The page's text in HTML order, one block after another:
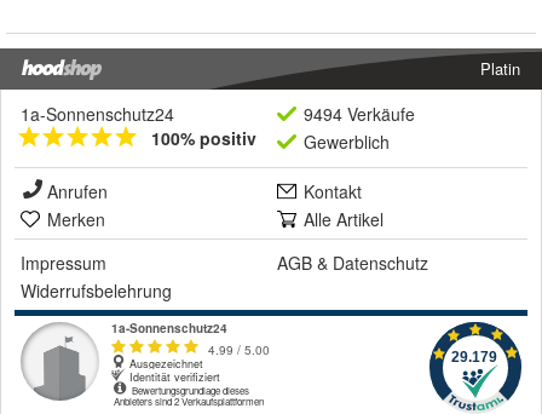
Platin
1a-Sonnenschutz24
100% positiv
9494 Verkäufe
Gewerblich
Anrufen
Kontakt
Merken
Alle Artikel
Impressum
AGB & Datenschutz
Widerrufsbelehrung